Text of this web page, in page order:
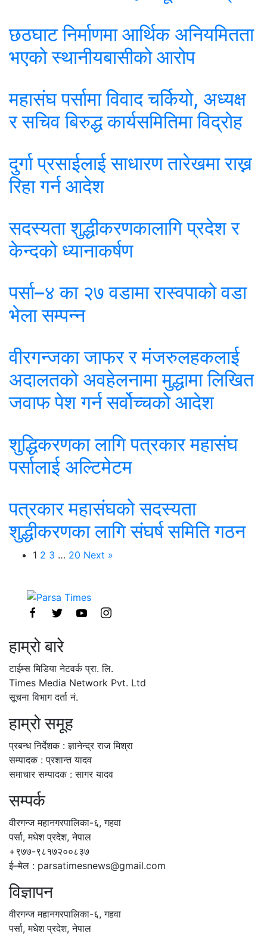
छठघाट निर्माणमा आर्थिक अनियमितता
भएको स्थानीयबासीको आरोप
महासंघ पर्सामा विवाद चर्कियो, अध्यक्ष
र सचिव बिरुद्ध कार्यसमितिमा विद्रोह
दुर्गा प्रसाईलाई साधारण तारेखमा राख्न
रिहा गर्न आदेश
सदस्यता शुद्धीकरणकालागि प्रदेश र
केन्दको ध्यानाकर्षण
पर्सा–४ का २७ वडामा रास्वपाको वडा
भेला सम्पन्न
वीरगन्जका जाफर र मंजरुलहकलाई
अदालतको अवहेलनामा मुद्धामा लिखित
जवाफ पेश गर्न सर्वोच्चको आदेश
शुद्धिकरणका लागि पत्रकार महासंघ
पर्सालाई अल्टिमेटम
पत्रकार महासंघको सदस्यता
शुद्धीकरणका लागि संघर्ष समिति गठन
1 2 3 … 20 Next »
हाम्रो बारे
टाईम्स मिडिया नेटवर्क प्रा. लि.
Times Media Network Pvt. Ltd
सूचना विभाग दर्ता नं.
हाम्रो समूह
प्रबन्ध निर्देशक : ज्ञानेन्द्र राज मिश्रा
सम्पादक : प्रशान्त यादव
समाचार सम्पादक : सागर यादव
सम्पर्क
वीरगन्ज महानगरपालिका-६, गहवा
पर्सा, मधेश प्रदेश, नेपाल
+९७७-९८१७२००८३७
ई–मेल : parsatimesnews@gmail.com
विज्ञापन
वीरगन्ज महानगरपालिका-६, गहवा
पर्सा, मधेश प्रदेश, नेपाल